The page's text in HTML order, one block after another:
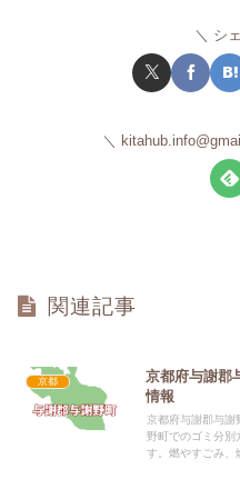
シ
関連記事
京都
京都府与謝郡
情報
京都府与謝郡与謝
野町でのゴミ分別
す。燃やすごみ、